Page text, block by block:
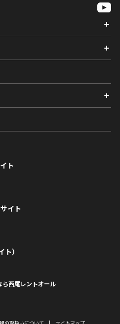
ト
イト
）
西尾レントオール